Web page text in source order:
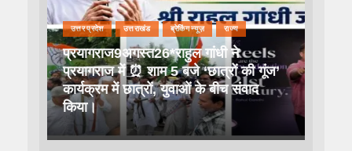
उत्तर प्रदेश उत्तराखंड ब्रेकिंग न्यूज़ राज्य
प्रयागराज9अगस्त26*राहुल गांधी ने
प्रयागराज में ⏰ शाम 5 बजे ‘छात्रों की गूंज’
कार्यक्रम में छात्रों, युवाओं के बीच संवाद
किया।